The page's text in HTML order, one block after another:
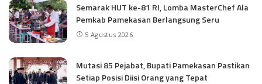
Semarak HUT ke-81 RI, Lomba MasterChef Ala
Pemkab Pamekasan Berlangsung Seru
5 Agustus 2026
Mutasi 85 Pejabat, Bupati Pamekasan Pastikan
Setiap Posisi Diisi Orang yang Tepat